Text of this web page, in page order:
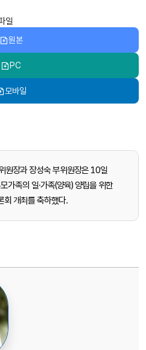
일
원본
PC
모바일
원장과 장성숙 부위원장은 10일
가족의 일·가족(양육) 양립을 위한
회 개최를 축하했다.